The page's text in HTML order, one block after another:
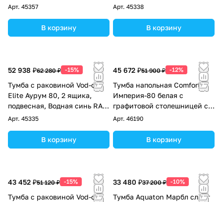
красный RAL 3004
Арт. 45357
В корзину
RAL 9005
Арт. 45338
В корзину
52 938 ₽62 280 ₽ -15%
Тумба с раковиной Vod-ok
Elite Аурум 80, 2 ящика,
подвесная, Водная синь RAL
5021
Арт. 45335
В корзину
45 672 ₽51 900 ₽ -12%
Тумба напольная Comforty
Империя-80 белая с
графитовой столешницей c
раковиной Comforty 78189
Арт. 46190
В корзину
43 452 ₽51 120 ₽ -15%
Тумба с раковиной Vod-ok
33 480 ₽37 200 ₽ -10%
Тумба Aquaton Марбл слэйт